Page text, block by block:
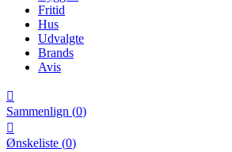
Fritid
Hus
Udvalgte
Brands
Avis

Sammenlign (0)

Ønskeliste (0)